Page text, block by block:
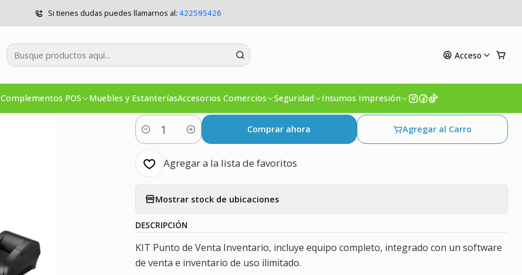
Acceso
Complementos POS Muebles y EstanteríasAccesorios Comercios Seguridad Insumos Impresión
Si tienes dudas puedes llamarnos al: 422595426
KIT Punto Venta AIO S100 Táctil 15 INTEL I3 4GB M2.SSD Full Venta e Inventario
KIT Punto Venta AIO S100 Táctil 15
INTEL I3 4GB M2.SSD Full Venta e
Inventario
Cantidad
Agregar al Carro
Comprar ahora
Agregar a la lista de favoritos
Mostrar stock de ubicaciones
DESCRIPCIÓN
KIT Punto de Venta Inventario, incluye equipo completo, integrado con un software
de venta e inventario de uso ilimitado.